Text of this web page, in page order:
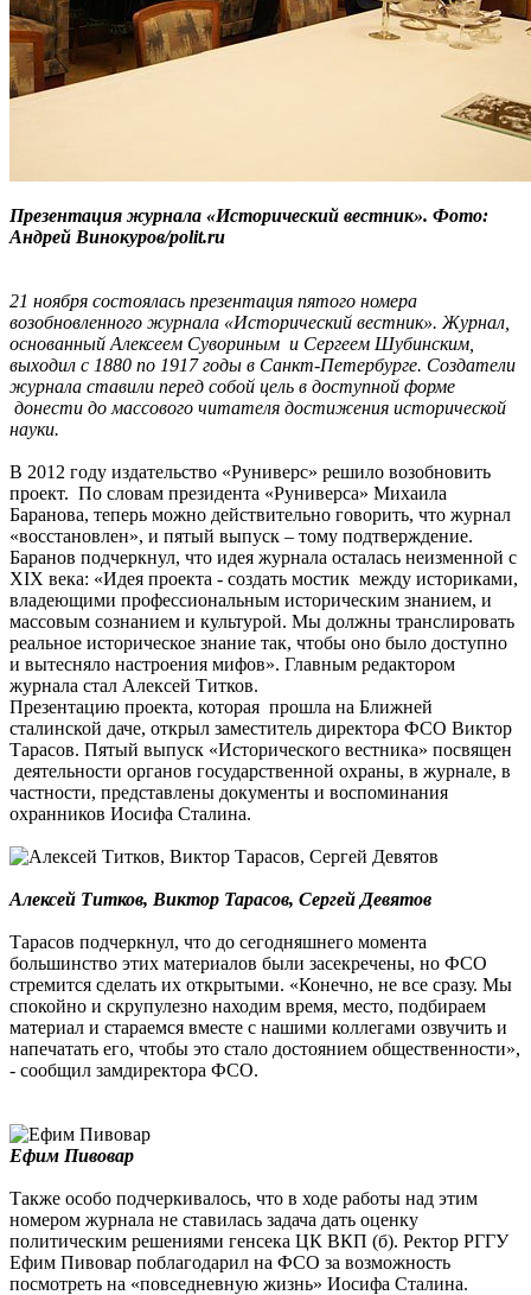
Презентация журнала «Исторический вестник». Фото:
Андрей Винокуров/polit.ru
21 ноября состоялась презентация пятого номера
возобновленного журнала «Исторический вестник». Журнал,
основанный Алексеем Сувориным и Сергеем Шубинским,
выходил с 1880 по 1917 годы в Санкт-Петербурге. Создатели
журнала ставили перед собой цель в доступной форме
донести до массового читателя достижения исторической
науки.
В 2012 году издательство «Руниверс» решило возобновить
проект. По словам президента «Руниверса» Михаила
Баранова, теперь можно действительно говорить, что журнал
«восстановлен», и пятый выпуск – тому подтверждение.
Баранов подчеркнул, что идея журнала осталась неизменной с
XIX века: «Идея проекта - создать мостик между историками,
владеющими профессиональным историческим знанием, и
массовым сознанием и культурой. Мы должны транслировать
реальное историческое знание так, чтобы оно было доступно
и вытесняло настроения мифов». Главным редактором
журнала стал Алексей Титков.
Презентацию проекта, которая прошла на Ближней
сталинской даче, открыл заместитель директора ФСО Виктор
Тарасов. Пятый выпуск «Исторического вестника» посвящен
деятельности органов государственной охраны, в журнале, в
частности, представлены документы и воспоминания
охранников Иосифа Сталина.
Алексей Титков, Виктор Тарасов, Сергей Девятов
Тарасов подчеркнул, что до сегодняшнего момента
большинство этих материалов были засекречены, но ФСО
стремится сделать их открытыми. «Конечно, не все сразу. Мы
спокойно и скрупулезно находим время, место, подбираем
материал и стараемся вместе с нашими коллегами озвучить и
напечатать его, чтобы это стало достоянием общественности»,
- сообщил замдиректора ФСО.
Ефим Пивовар
Также особо подчеркивалось, что в ходе работы над этим
номером журнала не ставилась задача дать оценку
политическим решениями генсека ЦК ВКП (б). Ректор РГГУ
Ефим Пивовар поблагодарил на ФСО за возможность
посмотреть на «повседневную жизнь» Иосифа Сталина.